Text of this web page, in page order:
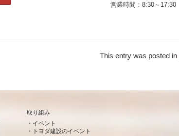
営業時間：8:30～17:30
This entry was posted in
取り組み
イベント
トヨダ建設のイベント